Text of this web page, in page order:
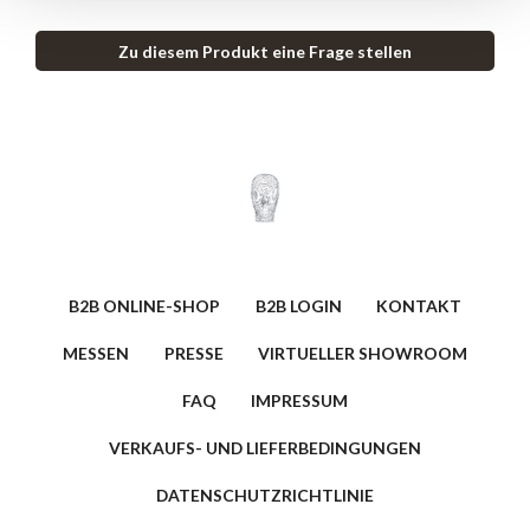
Zu diesem Produkt eine Frage stellen
B2B ONLINE-SHOP B2B LOGIN KONTAKT
MESSEN PRESSE VIRTUELLER SHOWROOM
FAQ IMPRESSUM
VERKAUFS- UND LIEFERBEDINGUNGEN
DATENSCHUTZRICHTLINIE